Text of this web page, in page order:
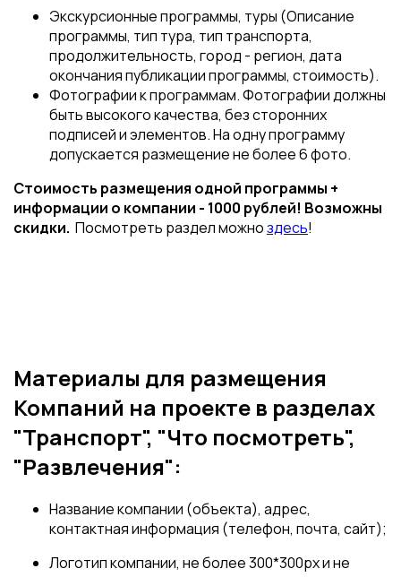
Экскурсионные программы, туры (Описание
программы, тип тура, тип транспорта,
продолжительность, город - регион, дата
окончания публикации программы, стоимость).
Фотографии к программам. Фотографии должны
быть высокого качества, без сторонних
подписей и элементов. На одну программу
допускается размещение не более 6 фото.
Стоимость размещения одной программы +
информации о компании - 1000 рублей! Возможны
скидки. Посмотреть раздел можноздесь!
Материалы для размещения
Компаний на проекте в разделах
"Транспорт", "Что посмотреть",
"Развлечения":
Название компании (объекта), адрес,
контактная информация (телефон, почта, сайт);
Логотип компании, не более 300*300px и не